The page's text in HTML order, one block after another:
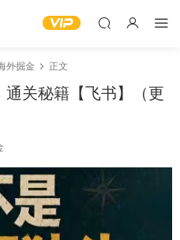
外掘金 正文
关秘籍【飞书】（更